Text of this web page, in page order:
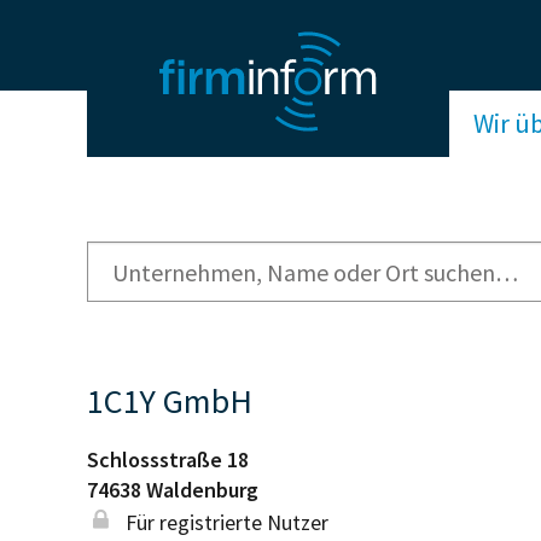
Wir
1C1Y GmbH
Schlossstraße 18
74638 Waldenburg
Für registrierte Nutzer